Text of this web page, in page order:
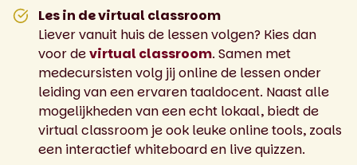
Les in de virtual classroom
Liever vanuit huis de lessen volgen? Kies dan
voor devirtual classroom. Samen met
medecursisten volg jij online de lessen onder
leiding van een ervaren taaldocent. Naast alle
mogelijkheden van een echt lokaal, biedt de
virtual classroom je ook leuke online tools, zoals
een interactief whiteboard en live quizzen.